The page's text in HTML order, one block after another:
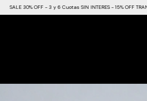
- 3 y 6 Cuotas SIN INTERES - 15% OFF TRANSFERENCIA -